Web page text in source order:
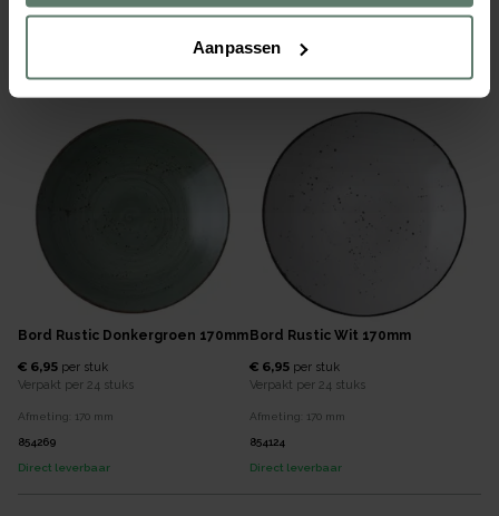
Aanpassen
Afmeting:120mm Afmeting:170mm
Direct leverbaar
Bord Rustic Donkergroen 170mm
€ 6,95 per stuk
Verpakt per 24 stuks
Afmeting: 170 mm
854269
Direct leverbaar
Bord Rustic Wit 170mm
€ 6,95 per stuk
Verpakt per 24 stuks
Afmeting: 170 mm
854124
Direct leverbaar